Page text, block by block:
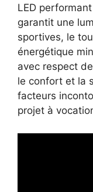
LED
garantit une
sportives, le
énergétique
avec respect
le confort et la
facteurs
projet à